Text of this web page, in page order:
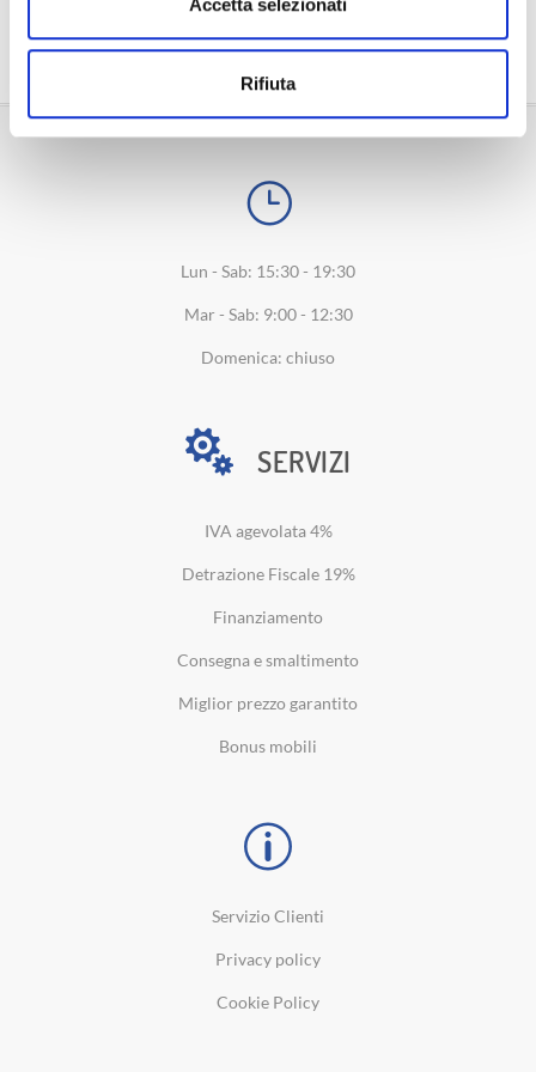
Accetta selezionati
Rifiuta
DOVE SIAMO
Lun - Sab: 15:30 - 19:30
Mar - Sab: 9:00 - 12:30
Domenica: chiuso
SERVIZI
IVA agevolata 4%
Detrazione Fiscale 19%
Finanziamento
Consegna e smaltimento
Miglior prezzo garantito
Bonus mobili
Servizio Clienti
Privacy policy
Cookie Policy